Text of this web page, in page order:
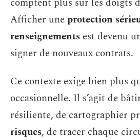
Afficher uneprotection
renseignements est devenu
signer de nouveaux contrats.
Ce contexte exige bien plus
occasionnelle. Il s’agit de
résiliente, de cartographier
risques, de tracer chaque